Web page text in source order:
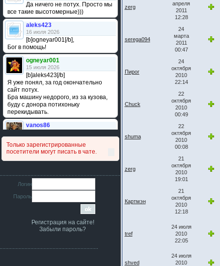
Да ничего не потух. Просто мы
все такие высотомерные)))
aleks423
16 июля 2026
[b]ogneyar001[/b],
Бог в помощь!
ogneyar001
15 июля 2026
[b]aleks423[/b]
Я уже понял, за год окончательно
сайт потух.
Бра машину недорого, из за кузова,
буду с донора потихоньку
перекидывать.
vanos86
сравнивал подушку акпп бензиновой и
дизельной машины намера
4578063AG и 4578061AG? По фото
iMrCoffeeBLR4
11 июля 2026
[b]era124[/b],
Ага понял буду знать спасибо
era124
7 июля 2026
разболтовка 5х114.3 спокойно
Только зарегистрированные
посетители могут писать в чате.
Логин
Пароль
Регистрация на сайте!
Забыли пароль?
zerg
апреля
2011
12:28
serega094
24
марта
2011
00:47
Пирог
24
октября
2010
22:14
Chuck
22
октября
2010
00:49
shuma
22
октября
2010
00:08
zerg
21
октября
2010
19:01
Картмэн
21
октября
2010
12:18
tref
24 июля
2010
22:05
shved
24 июля
2010